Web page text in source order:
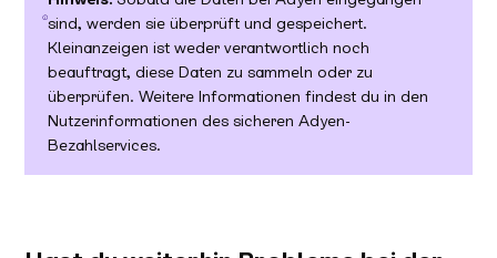
sind, werden sie überprüft und gespeichert.
Kleinanzeigen ist weder verantwortlich noch
beauftragt, diese Daten zu sammeln oder zu
überprüfen. Weitere Informationen findest du in den
Nutzerinformationen des sicheren Adyen-
Bezahlservices.